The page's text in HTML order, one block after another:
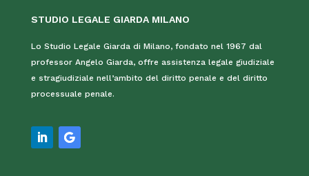
STUDIO LEGALE GIARDA MILANO
Lo Studio Legale Giarda di Milano, fondato nel 1967 dal
professor Angelo Giarda, offre assistenza legale giudiziale
e stragiudiziale nell’ambito del diritto penale e del diritto
processuale penale.